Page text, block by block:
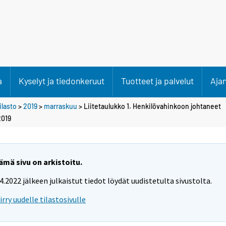
Kyselyt ja tiedonkeruut Tuotteet ja palvelut
>2019> marraskuu > Liitetaulukko 1. Henkilövahinkoon johtaneet
sivu on arkistoitu.
jälkeen julkaistut tiedot löydät uudistetulta sivustolta.
uudelle tilastosivulle